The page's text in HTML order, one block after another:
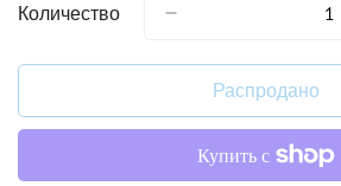
Количество
Распродано